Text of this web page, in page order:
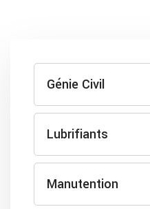
Génie Civil
Lubrifiants
Manutention